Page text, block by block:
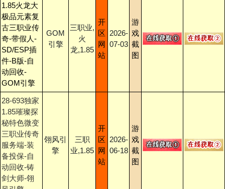
1.85火龙大
极品元素复
古三职业传
奇-带假人-
SD/ESP插
件-B版-自
动回收-
GOM引擎
GOM
引擎
三职业,
火
龙,1.85
开
区
网
站
2026-
07-03
游
戏
截
图
28-693独家
1.85璀璨探
秘特色微变
三职业传奇
服务端-装
备投保-自
动回收-铸
剑大师-翎
翎风引
擎
三职
业,1.85
开
区
网
站
2026-
06-18
游
戏
截
图